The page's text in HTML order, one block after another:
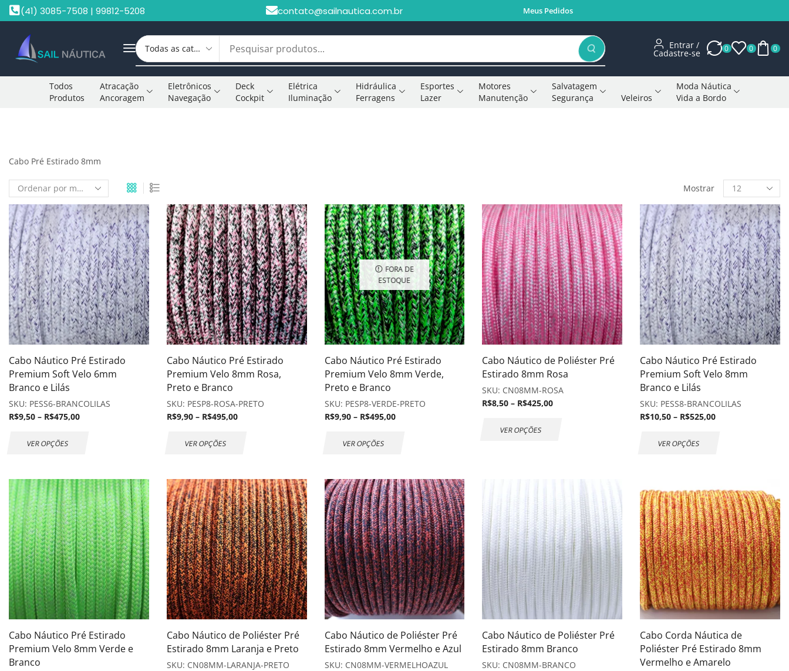
(41) 3085-7508 | 99812-5208 contato@sailnautica.com.br Meus Pedidos
Entrar /
Cadastre-se 0 0 0
Todos
Produtos
Atracação
Ancoragem
Eletrônicos
Navegação
Deck
Cockpit
Elétrica
Iluminação
Hidráulica
Ferragens
Esportes
Lazer
Motores
Manutenção
Salvatagem
Segurança
Veleiros
Moda Náutica
Vida a Bordo
Cabo Pré Estirado 8mm
Mostrar
Cabo Náutico Pré Estirado
Premium Soft Velo 6mm
Branco e Lilás
SKU: PESS6-BRANCOLILAS
R$9,50 – R$475,00
VER OPÇÕES
Cabo Náutico Pré Estirado
Premium Velo 8mm Rosa,
Preto e Branco
SKU: PESP8-ROSA-PRETO
R$9,90 – R$495,00
VER OPÇÕES
FORA DE
ESTOQUE
Cabo Náutico Pré Estirado
Premium Velo 8mm Verde,
Preto e Branco
SKU: PESP8-VERDE-PRETO
R$9,90 – R$495,00
VER OPÇÕES
Cabo Náutico de Poliéster Pré
Estirado 8mm Rosa
SKU: CN08MM-ROSA
R$8,50 – R$425,00
VER OPÇÕES
Cabo Náutico Pré Estirado
Premium Soft Velo 8mm
Branco e Lilás
SKU: PESS8-BRANCOLILAS
R$10,50 – R$525,00
VER OPÇÕES
Cabo Náutico Pré Estirado
Premium Velo 8mm Verde e
Branco
Cabo Náutico de Poliéster Pré
Estirado 8mm Laranja e Preto
SKU: CN08MM-LARANJA-PRETO
Cabo Náutico de Poliéster Pré
Estirado 8mm Vermelho e Azul
SKU: CN08MM-VERMELHOAZUL
Cabo Náutico de Poliéster Pré
Estirado 8mm Branco
SKU: CN08MM-BRANCO
Cabo Corda Náutica de
Poliéster Pré Estirado 8mm
Vermelho e Amarelo